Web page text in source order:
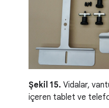
Şekil 15. Vidalar,
içeren tablet ve